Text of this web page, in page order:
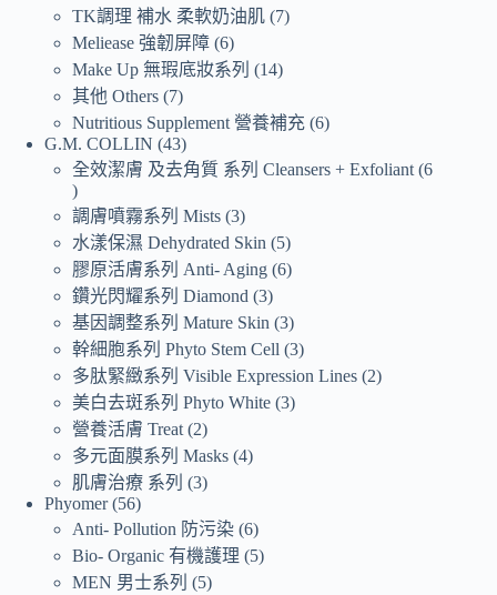
TK調理 補水 柔軟奶油肌 7
Meliease 強韌屏障 6
Make Up 無瑕底妝系列
14
其他 Others 7
Nutritious Supplement 營養補充 6
G.M. COLLIN 43
全效潔膚 及去角質 系列 Cleansers + Exfoliant 6
調膚噴霧系列 Mists 3
水漾保濕 Dehydrated Skin
5
膠原活膚系列 Anti- Aging 6
鑽光閃耀系列 Diamond 3
基因調整系列 Mature Skin 3
幹細胞系列 Phyto Stem Cell 3
多肽緊緻系列 Visible Expression Lines 2
美白去斑系列 Phyto White 3
營養活膚 Treat 2
多元面膜系列 Masks 4
肌膚治療 系列
3
Phyomer 56
Anti- Pollution 防污染 6
Bio- Organic 有機護理
5
MEN 男士系列
5